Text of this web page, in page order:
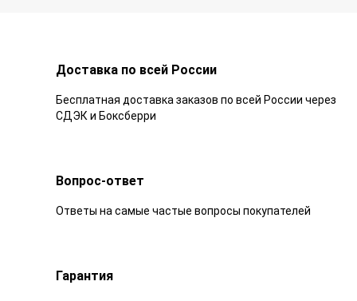
Доставка по всей России
Бесплатная доставка заказов по всей России через
СДЭК и Боксберри
Вопрос-ответ
Ответы на самые частые вопросы покупателей
Гарантия